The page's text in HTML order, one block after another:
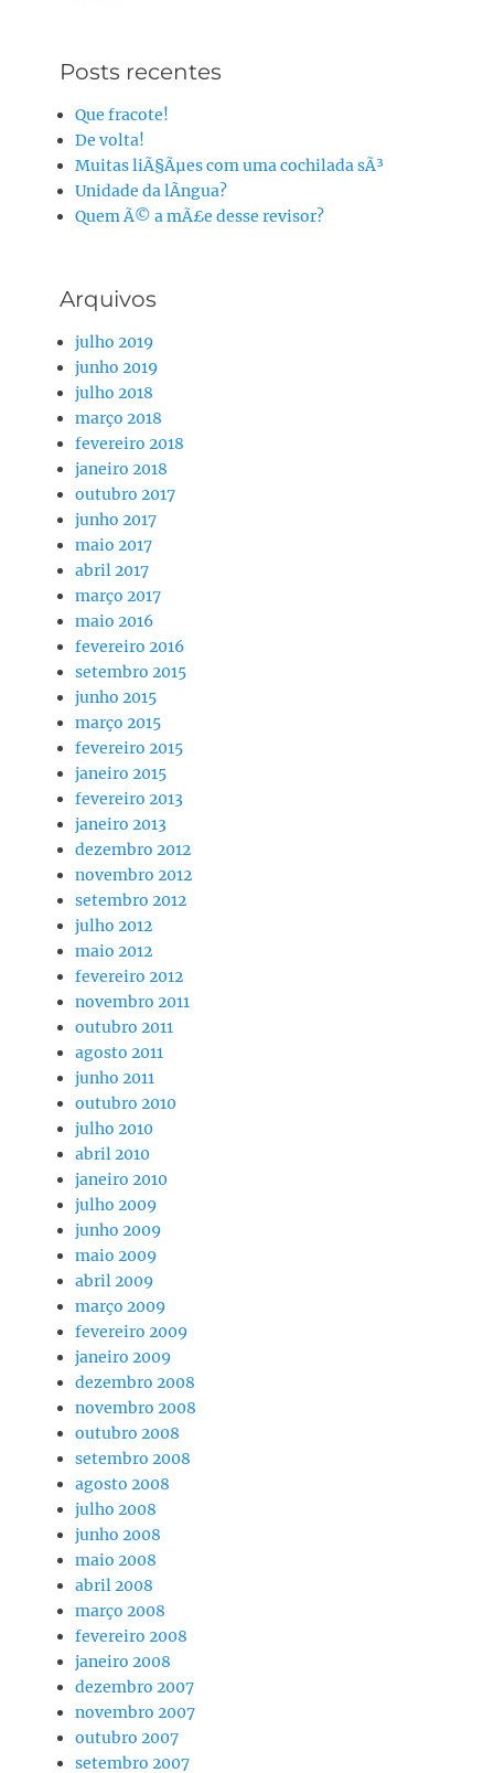
Posts recentes
Que fracote!
De volta!
Muitas liÃ§Ãµes com uma cochilada sÃ³
Unidade da lÃ­ngua?
Quem Ã© a mÃ£e desse revisor?
Arquivos
julho 2019
junho 2019
julho 2018
março 2018
fevereiro 2018
janeiro 2018
outubro 2017
junho 2017
maio 2017
abril 2017
março 2017
maio 2016
fevereiro 2016
setembro 2015
junho 2015
março 2015
fevereiro 2015
janeiro 2015
fevereiro 2013
janeiro 2013
dezembro 2012
novembro 2012
setembro 2012
julho 2012
maio 2012
fevereiro 2012
novembro 2011
outubro 2011
agosto 2011
junho 2011
outubro 2010
julho 2010
abril 2010
janeiro 2010
julho 2009
junho 2009
maio 2009
abril 2009
março 2009
fevereiro 2009
janeiro 2009
dezembro 2008
novembro 2008
outubro 2008
setembro 2008
agosto 2008
julho 2008
junho 2008
maio 2008
abril 2008
março 2008
fevereiro 2008
janeiro 2008
dezembro 2007
novembro 2007
outubro 2007
setembro 2007